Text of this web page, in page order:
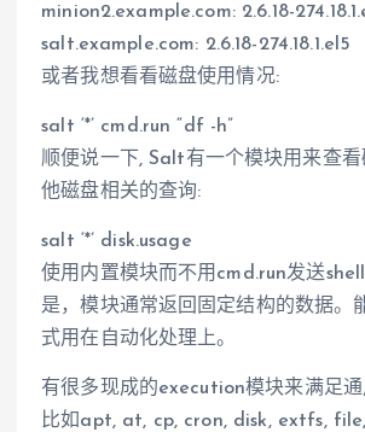
minion2.example.com: 2.6.18-
salt.example.com: 2.6.18-274.18.1.el5
或者我想看看磁盘使用情况:
salt ‘*’ cmd.run “df -h”
顺便说一下, Salt有一个模块用来查
他磁盘相关的查询:
salt ‘*’ disk.usage
使用内置模块而不用cmd.run发送
是，模块通常返回固定结构的数据。
式用在自动化处理上。
有很多现成的execution模块来满足通
比如apt, at, cp, cron, disk, extfs,